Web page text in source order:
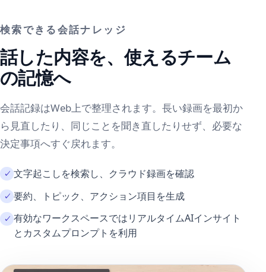
検索できる会話ナレッジ
話した内容を、使えるチーム
の記憶へ
会話記録はWeb上で整理されます。長い録画を最初か
ら見直したり、同じことを聞き直したりせず、必要な
決定事項へすぐ戻れます。
文字起こしを検索し、クラウド録画を確認
要約、トピック、アクション項目を生成
有効なワークスペースではリアルタイムAIインサイト
とカスタムプロンプトを利用